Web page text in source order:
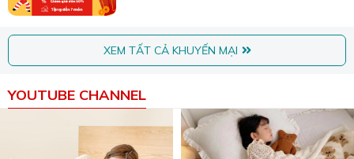
XEM TẤT CẢ KHUYẾN MẠI
YOUTUBE CHANNEL